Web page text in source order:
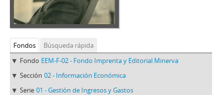
Fondos
Búsqueda rápida
Fondo EEM-F-02 - Fondo Imprenta y Editorial Minerva
Sección 02 - Información Económica
Serie 01 - Gestión de Ingresos y Gastos